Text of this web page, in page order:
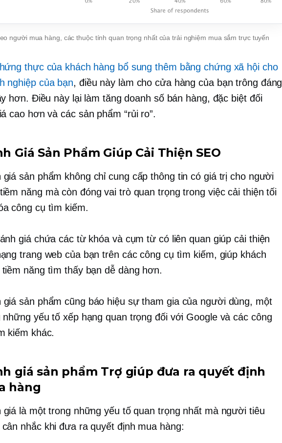
người mua hàng, các thuộc tính quan trọng nhất của trải nghiệm mua sắm trực tuyến
thực của khách hàng bổ sung thêm bằng chứng xã hội cho
nghiệp của bạn, điều này làm cho cửa hàng của bạn trông đáng
hơn. Điều này lại làm tăng doanh số bán hàng, đặc biệt đối
cao hơn và các sản phẩm “rủi ro”.
Giá Sản Phẩm Giúp Cải Thiện SEO
giá sản phẩm không chỉ cung cấp thông tin có giá trị cho người
năng mà còn đóng vai trò quan trọng trong việc cải thiện tối
công cụ tìm kiếm.
giá chứa các từ khóa và cụm từ có liên quan giúp cải thiện
trang web của bạn trên các công cụ tìm kiếm, giúp khách
tiềm năng tìm thấy bạn dễ dàng hơn.
giá sản phẩm cũng báo hiệu sự tham gia của người dùng, một
những yếu tố xếp hạng quan trọng đối với Google và các công
kiếm khác.
giá sản phẩm Trợ giúp đưa ra quyết định
hàng
giá là một trong những yếu tố quan trọng nhất mà người tiêu
cân nhắc khi đưa ra quyết định mua hàng: